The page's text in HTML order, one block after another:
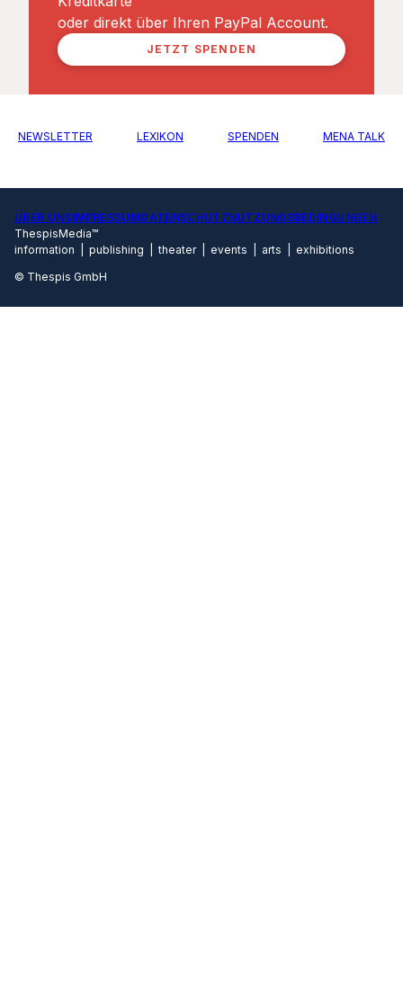
oder direkt über Ihren PayPal Account.
JETZT SPENDEN
NEWSLETTER LEXIKON SPENDEN MENA TALK
ÜBER UNSIMPRESSUMDATENSCHUTZNUTZUNGSBEDINGUNGEN
ThespisMedia™
information | publishing | theater | events | arts | exhibitions
© Thespis GmbH